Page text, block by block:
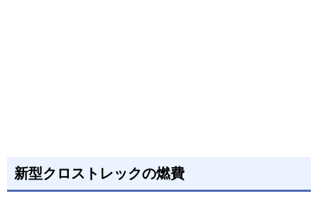
新型クロストレックの燃費